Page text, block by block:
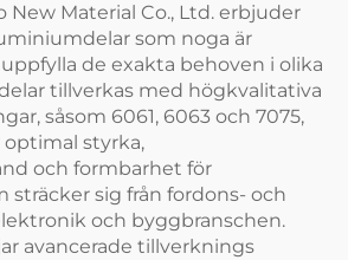
New Material Co., Ltd. erbjuder
som noga är
de exakta behoven i olika
tillverkas med högkvalitativa
såsom 6061, 6063 och 7075,
styrka,
och formbarhet för
sträcker sig från fordons- och
och byggbranschen.
avancerade tillverknings